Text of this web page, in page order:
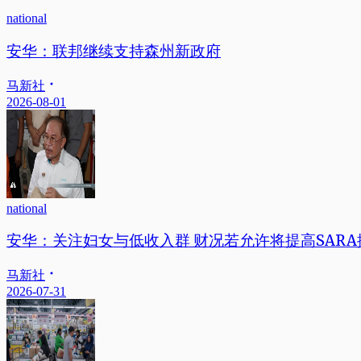
national
安华：联邦继续支持森州新政府
马新社
2026-08-01
national
安华：关注妇女与低收入群 财况若允许将提高SARA
马新社
2026-07-31